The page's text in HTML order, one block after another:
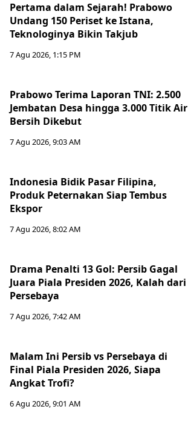
Pertama dalam Sejarah! Prabowo
Undang 150 Periset ke Istana,
Teknologinya Bikin Takjub
7 Agu 2026, 1:15 PM
Prabowo Terima Laporan TNI: 2.500
Jembatan Desa hingga 3.000 Titik Air
Bersih Dikebut
7 Agu 2026, 9:03 AM
Indonesia Bidik Pasar Filipina,
Produk Peternakan Siap Tembus
Ekspor
7 Agu 2026, 8:02 AM
Drama Penalti 13 Gol: Persib Gagal
Juara Piala Presiden 2026, Kalah dari
Persebaya
7 Agu 2026, 7:42 AM
Malam Ini Persib vs Persebaya di
Final Piala Presiden 2026, Siapa
Angkat Trofi?
6 Agu 2026, 9:01 AM